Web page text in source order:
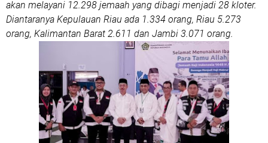
akan melayani 12.298 jemaah yang dibagi menjadi 28 kloter.
Diantaranya Kepulauan Riau ada 1.334 orang, Riau 5.273
orang, Kalimantan Barat 2.611 dan Jambi 3.071 orang.